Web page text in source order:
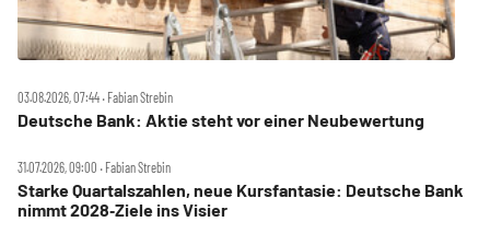
03.08.2026, 07:44 ‧ Fabian Strebin
Deutsche Bank: Aktie steht vor einer Neubewertung
31.07.2026, 09:00 ‧ Fabian Strebin
Starke Quartalszahlen, neue Kursfantasie: Deutsche Bank
nimmt 2028‑Ziele ins Visier